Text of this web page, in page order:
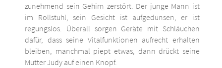
zunehmend sein Gehirn zerstört. Der junge Mann ist
im Rollstuhl, sein Gesicht ist aufgedunsen, er ist
regungslos. Überall sorgen Geräte mit Schläuchen
dafür, dass seine Vitalfunktionen aufrecht erhalten
bleiben, manchmal piept etwas, dann drückt seine
Mutter Judy auf einen Knopf.